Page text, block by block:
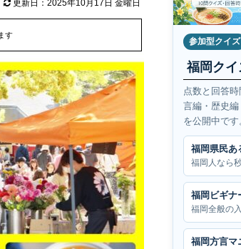
更新日：2025年10月17日 金曜日
す
参加型クイズ
福岡クイ
点数と回答
言編・歴史
を公開中です
福岡県民あ
福岡人なら
福岡ビギナ
福岡全般の
福岡方言マ